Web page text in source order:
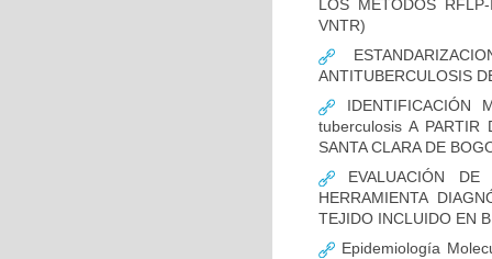
LOS MÉTODOS
VNTR)
ANTITUBERCULOSIS
IDENTIFICACIÓN
tuberculosis A PARTIR
SANTA CLARA DE
EVALUACIÓN DE
HERRAMIENTA
TEJIDO INCLUIDO EN
Epidemiología